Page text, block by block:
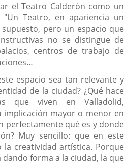
el Teatro Calderón como un
Teatro, en apariencia un
pero un espacio que
no se distingue de
centros de trabajo de
espacio sea tan relevante y
de la ciudad? ¿Qué hace
que viven en Valladolid,
implicación mayor o menor en
perfectamente qué es y donde
Muy sencillo: que en este
la creatividad artística. Porque
dando forma a la ciudad, la que